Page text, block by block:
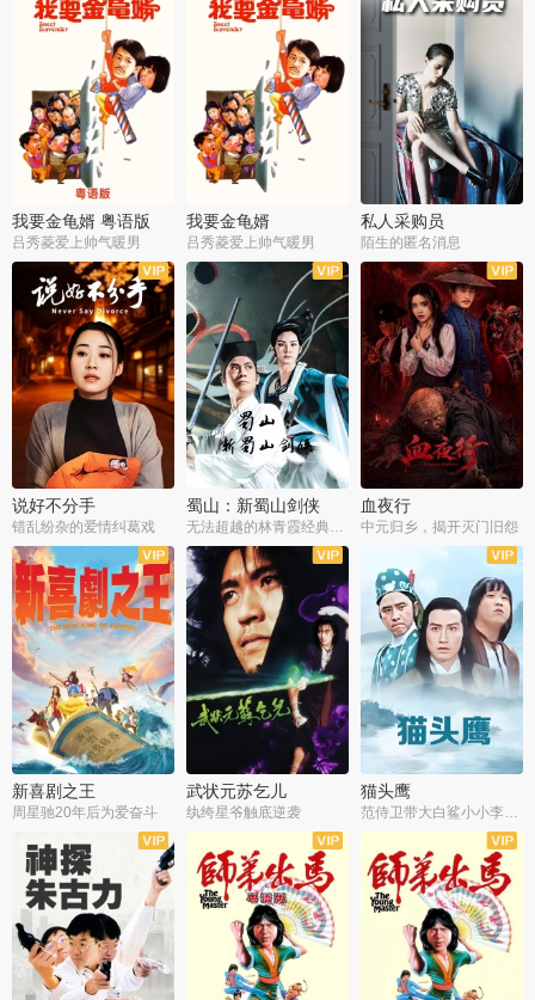
我要金龟婿 粤语版
吕秀菱爱上帅气暖男
我要金龟婿
吕秀菱爱上帅气暖男
私人采购员
陌生的匿名消息
说好不分手
错乱纷杂的爱情纠葛戏
蜀山：新蜀山剑侠
无法超越的林青霞经典角色
血夜行
中元归乡，揭开灭门旧怨
新喜剧之王
周星驰20年后为爱奋斗
武状元苏乞儿
纨绔星爷触底逆袭
猫头鹰